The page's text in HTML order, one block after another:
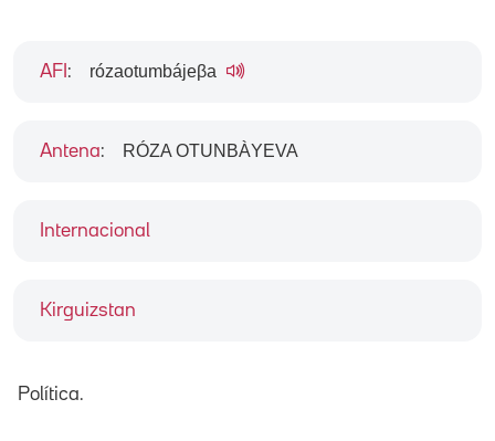
Internacional
Kirguizstan
AFI : rózaotumbájeβa
Antena: RÓZA OTUNBÀYEVA
Política.